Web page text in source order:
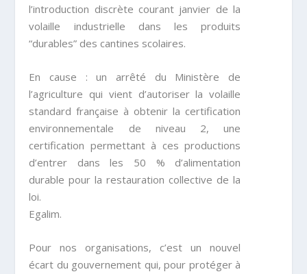
l’introduction discrète courant janvier de la
volaille industrielle dans les produits
“durables” des cantines scolaires.
En cause : un arrêté du Ministère de
l’agriculture qui vient d’autoriser la volaille
standard française à obtenir la certification
environnementale de niveau 2, une
certification permettant à ces productions
d’entrer dans les 50 % d’alimentation
durable pour la restauration collective de la
loi.
Egalim.
Pour nos organisations, c’est un nouvel
écart du gouvernement qui, pour protéger à